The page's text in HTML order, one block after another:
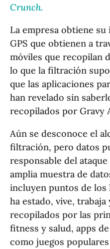
Crunch.
La empresa obtiene
GPS que obtienen a
móviles que recopilan
lo que la filtración
que las aplicaciones
han revelado sin
recopilados por Gravy
Aún se desconoce el
filtración, pero datos
responsable del
amplia muestra de
incluyen puntos de los
ha estado, vive, trabaja
recopilados por las
fitness y salud, apps
como juegos